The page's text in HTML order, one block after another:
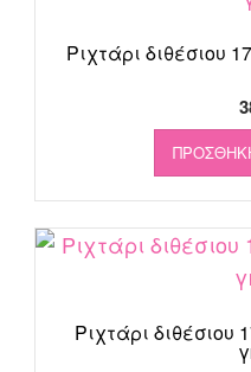
Ριχτάρι διθέσιου
Ριχτάρι διθέσιου